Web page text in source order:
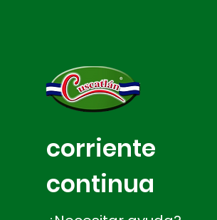
corriente
continua